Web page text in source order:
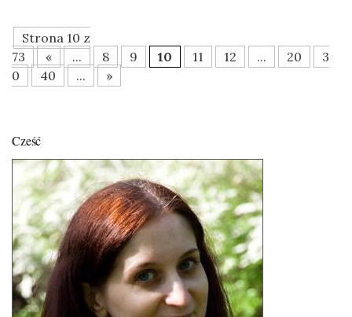
Strona 10 z
73
« ... 8 9 10 11 12 ... 20
3
0
40 ... »
Cześć